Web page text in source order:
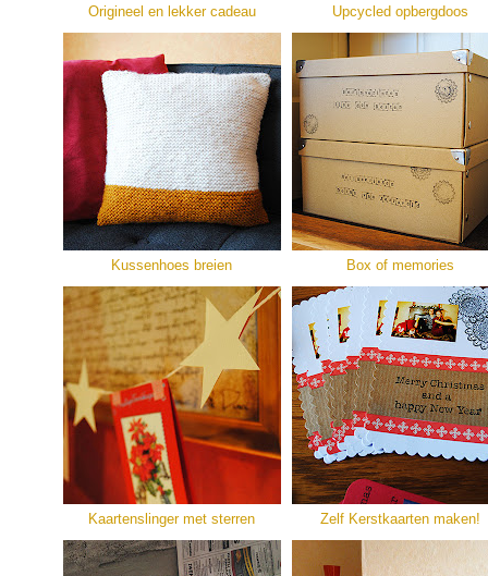
Origineel en lekker cadeau Upcycled opbergdoos
Kussenhoes breien Box of memories
Kaartenslinger met sterren Zelf Kerstkaarten maken!